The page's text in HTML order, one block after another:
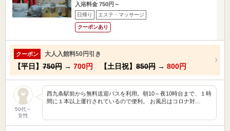
入浴料金 750円～
日帰り エステ・マッサージ
クーポンあり
クーポン 大人入館料50円引き
【平日】 750円 → 700円 【土日祝】 850円 → 800円
50代～
女性
西九条駅前から無料送迎バスを利用。朝10～夜10時台まで、１時
間に１本以上運行されているので便利。 お風呂はコロナ対…